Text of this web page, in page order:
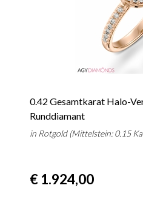
0.42 Gesamtkarat Halo-
Runddiamant
in Rotgold (Mittelstein: 0.15
€ 1.924,00